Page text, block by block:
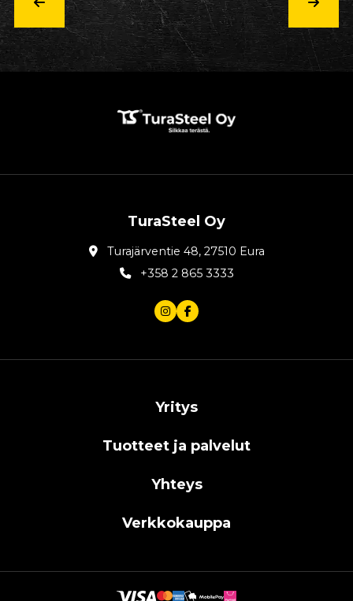
TuraSteel Oy
Turajärventie 48, 27510 Eura
+358 2 865 3333
Yritys
Tuotteet ja palvelut
Yhteys
Verkkokauppa